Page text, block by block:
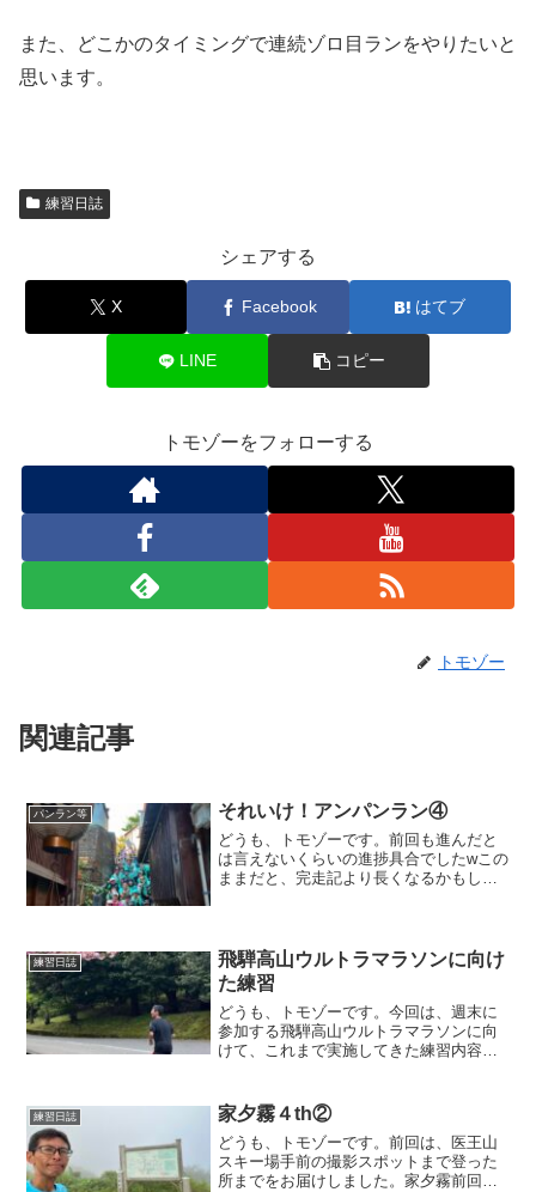
また、どこかのタイミングで連続ゾロ目ランをやりたいと
思います。
練習日誌
シェアする
X Facebook はてブ
LINE コピー
トモゾーをフォローする
トモゾー
関連記事
パンラン等 それいけ！アンパンラン④
どうも、トモゾーです。前回も進んだと
は言えないくらいの進捗具合でしたwこの
ままだと、完走記より長くなるかもしれ
す。左眉に行く前に、...
練習日誌
飛騨高山ウルトラマラソンに向け
た練習
どうも、トモゾーです。今回は、週末に
参加する飛騨高山ウルトラマラソンに向
けて、これまで実施してきた練習内容の
りますので、参考にご覧ください。練習
内容一覧今回は、対決企画...
練習日誌 家夕霧４th②
どうも、トモゾーです。前回は、医王山
スキー場手前の撮影スポットまで登った
所までをお届けしました。家夕霧前回と